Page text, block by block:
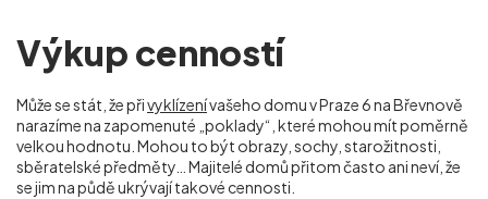
Výkup cenností
Může se stát, že přivyklízenívašeho domu v Praze 6 na Břevnově
narazíme na zapomenuté „poklady“, které mohou mít poměrně
velkou hodnotu. Mohou to být obrazy, sochy, starožitnosti,
sběratelské předměty… Majitelé domů přitom často ani neví, že
se jim na půdě ukrývají takové cennosti.